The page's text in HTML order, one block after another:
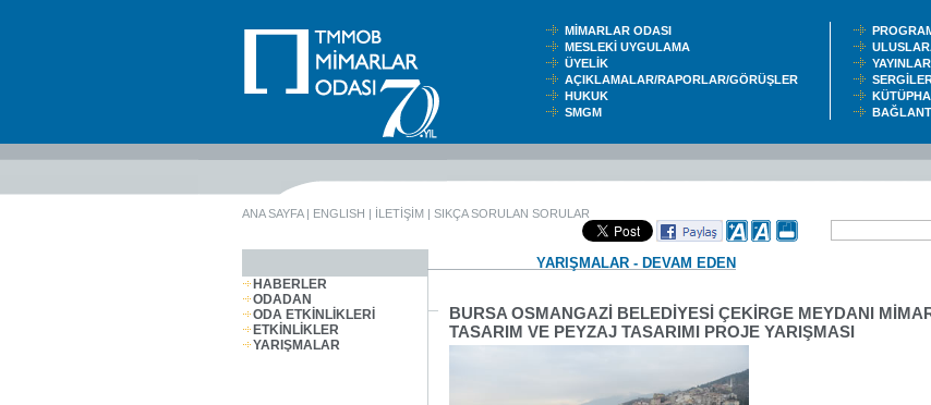
MİMARLAR ODASI
MESLEKİ UYGULAMA
ÜYELİK
AÇIKLAMALAR/RAPORLAR/GÖRÜŞLER
HUKUK
SMGM
YAYINLAR
ANA SAYFA| ENGLISH | İLETİŞİM | SIKÇA SORULAN SORULAR
HABERLER
ODADAN
ODA ETKİNLİKLERİ
ETKİNLİKLER
YARIŞMALAR
YARIŞMALAR - DEVAM EDEN
BURSA OSMANGAZİ BELEDİYESİ ÇEKİRGE MEYDANI
TASARIM VE PEYZAJ TASARIMI PROJE YARIŞMASI